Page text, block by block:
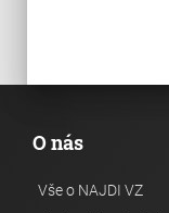
O nás
Vše o NAJDI VZ